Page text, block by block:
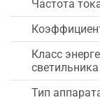
Частота
Класс
светильника
Тип